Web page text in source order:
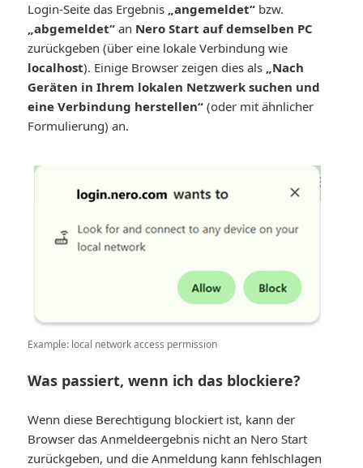
Login-Seite das Ergebnis „angemeldet“ bzw.
„abgemeldet“ an Nero Start auf demselben PC
zurückgeben (über eine lokale Verbindung wie
localhost). Einige Browser zeigen dies als „Nach
Geräten in Ihrem lokalen Netzwerk suchen und
eine Verbindung herstellen“ (oder mit ähnlicher
Formulierung) an.
Example: local network access permission
Was passiert, wenn ich das blockiere?
Wenn diese Berechtigung blockiert ist, kann der
Browser das Anmeldeergebnis nicht an Nero Start
zurückgeben, und die Anmeldung kann fehlschlagen